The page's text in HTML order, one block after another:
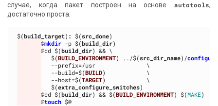
случае, когда пакет построен на основе autotools,
достаточно проста:
$(build_target) : $(src_done
@mkdir -p $(build_dir
@cd $(build_dir
   $(
BUILD_ENVIRONMENT) ../$(src_dir_name)/configure
   --build=$(
BUILD
   --host=$(
TARGET
   $(
extra_configure_switches
@cd $(build_dir) && $(BUILD_ENVIRONMENT) $(MAKE
@touch